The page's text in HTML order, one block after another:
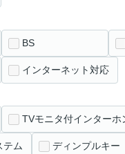
BS
インターネット対応
TVモニタ付インターホ
テム ディンプルキー